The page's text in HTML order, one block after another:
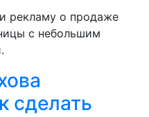
рекламу о продаже
с небольшим
сделать